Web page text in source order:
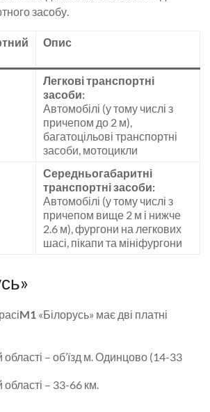
засобу.
Опис
Легкові транспортні
засоби:
Автомобілі (у тому числі з
причепом до 2 м),
багатоцільові транспортні
засоби, мотоцикли
Середньогабаритні
транспортні засоби:
Автомобілі (у тому числі з
причепом вище 2 м і нижче
2.6 м), фургони на легкових
шасі, пікапи та мініфургони
M1 «Білорусь» має дві платні
області – об’їзд м. Одинцово (14-33
області – 33-66 км.